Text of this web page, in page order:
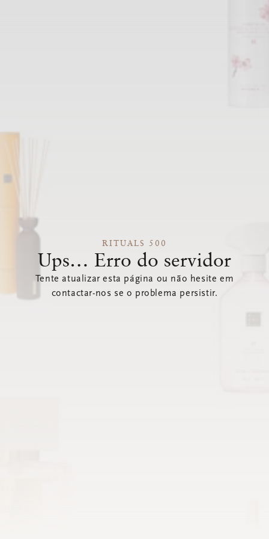
RITUALS 500
Ups… Erro do servidor
Tente atualizar esta página ou não hesite em
contactar-nos se o problema persistir.